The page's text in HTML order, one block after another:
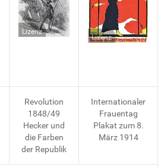
Lizenz
Lizenz
Revolution
1848/49
Hecker und
die Farben
der Republik
Internationaler
Frauentag
Plakat zum 8.
März 1914